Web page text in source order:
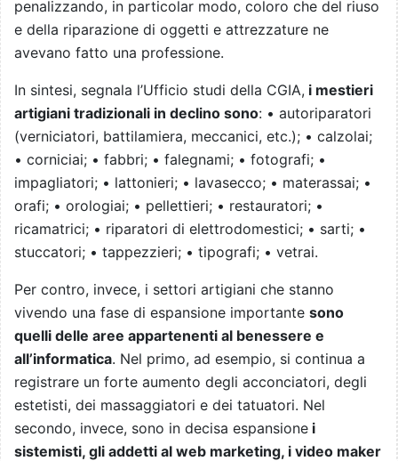
penalizzando, in particolar modo, coloro che del riuso
e della riparazione di oggetti e attrezzature ne
avevano fatto una professione.
In sintesi, segnala l’Ufficio studi della CGIA, i mestieri
artigiani tradizionali in declino sono: • autoriparatori
(verniciatori, battilamiera, meccanici, etc.); • calzolai;
• corniciai; • fabbri; • falegnami; • fotografi; •
impagliatori; • lattonieri; • lavasecco; • materassai; •
orafi; • orologiai; • pellettieri; • restauratori; •
ricamatrici; • riparatori di elettrodomestici; • sarti; •
stuccatori; • tappezzieri; • tipografi; • vetrai.
Per contro, invece, i settori artigiani che stanno
vivendo una fase di espansione importante sono
quelli delle aree appartenenti al benessere e
all’informatica. Nel primo, ad esempio, si continua a
registrare un forte aumento degli acconciatori, degli
estetisti, dei massaggiatori e dei tatuatori. Nel
secondo, invece, sono in decisa espansione i
sistemisti, gli addetti al web marketing, i video maker